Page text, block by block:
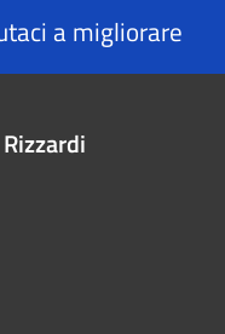
a migliorare